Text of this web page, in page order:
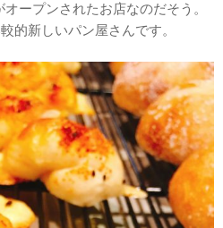
ープンされたお店なのだそう。
的新しいパン屋さんです。